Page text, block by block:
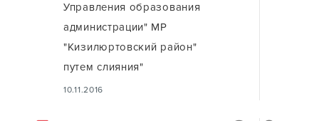
Управления образования
администрации" МР
"Кизилюртовский район"
путем слияния"
10.11.2016